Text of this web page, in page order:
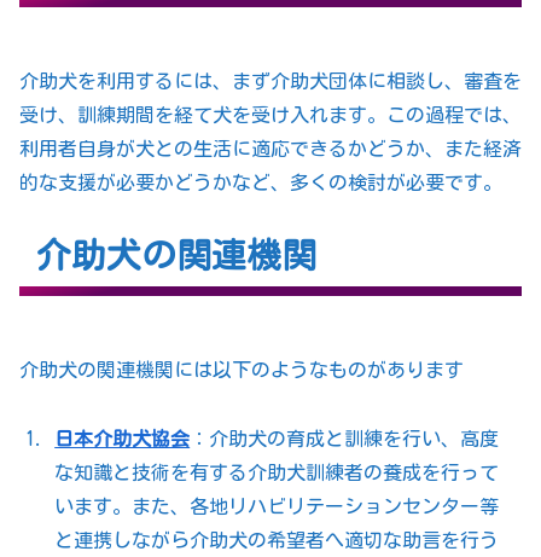
介助犬を利用するには、まず介助犬団体に相談し、審査を
受け、訓練期間を経て犬を受け入れます。この過程では、
利用者自身が犬との生活に適応できるかどうか、また経済
的な支援が必要かどうかなど、多くの検討が必要です。
介助犬の関連機関
介助犬の関連機関には以下のようなものがあります
日本介助犬協会 ：介助犬の育成と訓練を行い、高度
な知識と技術を有する介助犬訓練者の養成を行って
います。また、各地リハビリテーションセンター等
と連携しながら介助犬の希望者へ適切な助言を行う